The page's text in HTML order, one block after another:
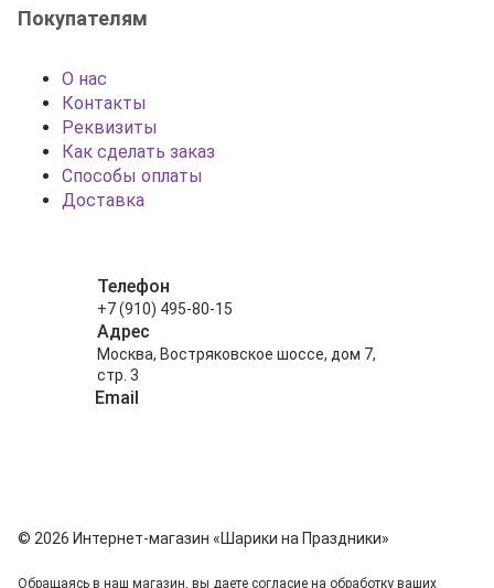
Покупателям
О нас
Контакты
Реквизиты
Как сделать заказ
Способы оплаты
Доставка
Телефон
+7 (910) 495-80-15
Адрес
Москва, Востряковское шоссе, дом 7,
стр. 3
Email
© 2026 Интернет-магазин «Шарики на Праздники»
Обращаясь в наш магазин, вы даете согласие на обработку ваших